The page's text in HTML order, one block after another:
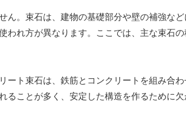
ん。束石は、建物の基礎部分や壁の補強な
れ方が異なります。ここでは、主な束石の
ート束石は、鉄筋とコンクリートを組み合
ることが多く、安定した構造を作るために